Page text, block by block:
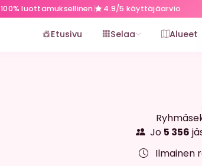
100% luottamuksellinen| 4.9/5 käyttäjäarvio
Etusivu Selaa Alueet
Jo 5 356
Ilmainen